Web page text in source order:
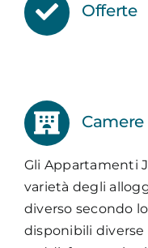
Offerte
Camere
Gli Appartamenti
varietà degli
diverso secondo
disponibili